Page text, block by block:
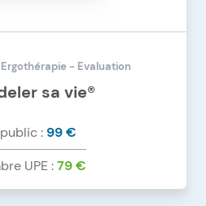
- Evaluation
sa vie®
: 99 €
UPE :79 €